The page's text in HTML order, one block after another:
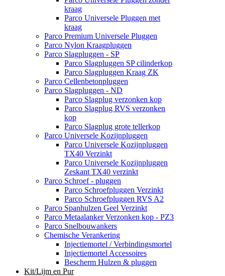
kraag
Parco Universele Pluggen met
kraag
Parco Premium Universele Pluggen
Parco Nylon Kraagpluggen
Parco Slagpluggen - SP
Parco Slagpluggen SP cilinderkop
Parco Slagpluggen Kraag ZK
Parco Cellenbetonpluggen
Parco Slagpluggen - ND
Parco Slagplug verzonken kop
Parco Slagplug RVS verzonken
kop
Parco Slagplug grote tellerkop
Parco Universele Kozijnpluggen
Parco Universele Kozijnpluggen
TX40 Verzinkt
Parco Universele Kozijnpluggen
Zeskant TX40 verzinkt
Parco Schroef - pluggen
Parco Schroefpluggen Verzinkt
Parco Schroefpluggen RVS A2
Parco Spanhulzen Geel Verzinkt
Parco Metaalanker Verzonken kop - PZ3
Parco Snelbouwankers
Chemische Verankering
Injectiemortel / Verbindingsmortel
Injectiemortel Accessoires
Bescherm Hulzen & pluggen
Kit/Lijm en Pur